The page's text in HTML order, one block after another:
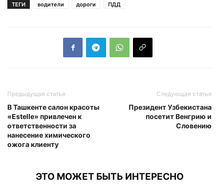
ТЕГИ водители дороги ПДД
Предыдущая статья
В Ташкенте салон красоты
«Estelle» привлечен к
ответственности за
нанесение химического
ожога клиенту
Следующая статья
Президент Узбекистана
посетит Венгрию и
Словению
ЭТО МОЖЕТ БЫТЬ ИНТЕРЕСНО